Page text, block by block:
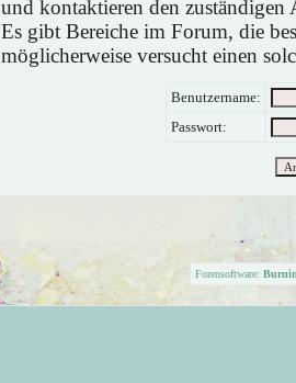
und kontaktieren den zuständigen
Es gibt Bereiche im Forum, die
möglicherweise versucht einen
Benutzername:
Passwort:
Forensoftware: